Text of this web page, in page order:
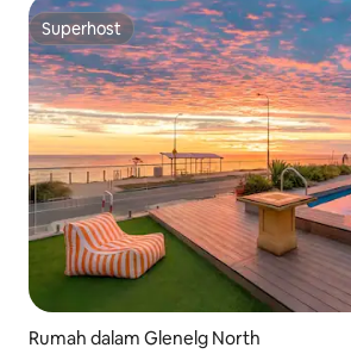
Superhost
Superhost
Rumah dalam Glenelg North